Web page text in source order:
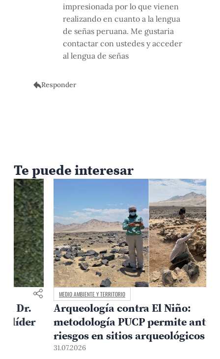
impresionada por lo que vienen
realizando en cuanto a la lengua
de señas peruana. Me gustaria
contactar con ustedes y acceder
al lengua de señas
Responder
Te puede interesar
MEDIO AMBIENTE Y TERRITORIO
Arqueología contra El Niño:
metodología PUCP permite anticipar
riesgos en sitios arqueológicos